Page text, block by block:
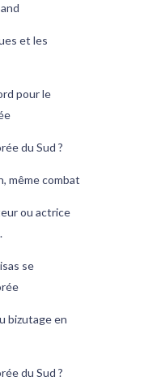
et les
pour le
du Sud ?
même combat
ou actrice
se
bizutage en
du Sud ?